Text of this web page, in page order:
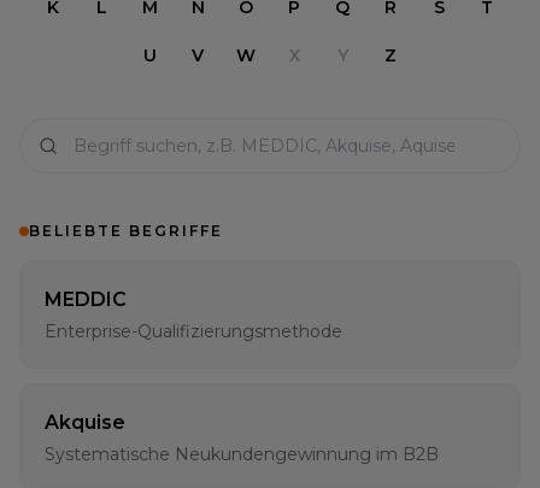
K L M N O P Q R S T
U V W X Y Z
BELIEBTE BEGRIFFE
MEDDIC
Enterprise-Qualifizierungsmethode
Akquise
Systematische Neukundengewinnung im B2B